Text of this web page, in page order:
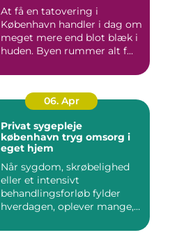
At få en tatovering i
København handler i dag om
meget mere end blot blæk i
huden. Byen rummer alt f...
06. Apr
Privat sygepleje
københavn tryg omsorg i
eget hjem
Når sygdom, skrøbelighed
eller et intensivt
behandlingsforløb fylder
hverdagen, oplever mange,